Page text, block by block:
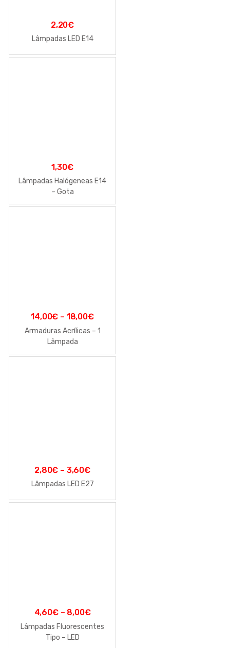
2,20€
Lâmpadas LED E14
1,30€
Lâmpadas Halógeneas E14
– Gota
14,00€ – 18,00€
Armaduras Acrílicas – 1
Lâmpada
2,80€ – 3,60€
Lâmpadas LED E27
4,60€– 8,00€
Lâmpadas Fluorescentes
Tipo – LED